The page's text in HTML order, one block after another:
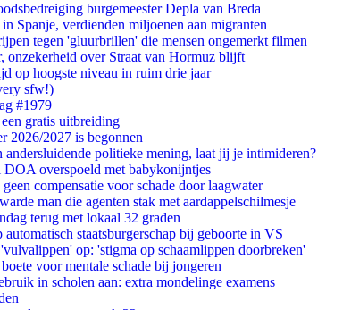
burgemeester Depla van Breda
Spanje, verdienden miljoenen aan migranten
tegen 'gluurbrillen' die mensen ongemerkt filmen
onzekerheid over Straat van Hormuz blijft
op hoogste niveau in ruim drie jaar
sfw!)
#1979
gratis uitbreiding
2026/2027 is begonnen
andersluidende politieke mening, laat jij je intimideren?
DOA overspoeld met babykonijntjes
compensatie voor schade door laagwater
man die agenten stak met aardappelschilmesje
terug met lokaal 32 graden
staatsburgerschap bij geboorte in VS
op: 'stigma op schaamlippen doorbreken'
voor mentale schade bij jongeren
in scholen aan: extra mondelinge examens